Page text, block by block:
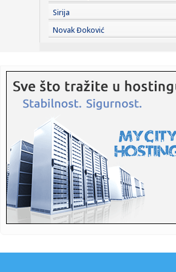
08:19:OČEKIVANO? Evo gde Luni Voker
08:19: MESI SE VRATIO KAO DA NIJE NI
asistencija i no...
08:17:
da zov...
08:16:200 na sat: Novi korak ka brzoj
izv...
08:15:Deseta Velikogradištanska
rokenrola
08:14:Deo Limana, NIS, Spens i
snabdevanje...
Sirija
Novak Đoković